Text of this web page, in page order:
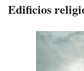
Edificios